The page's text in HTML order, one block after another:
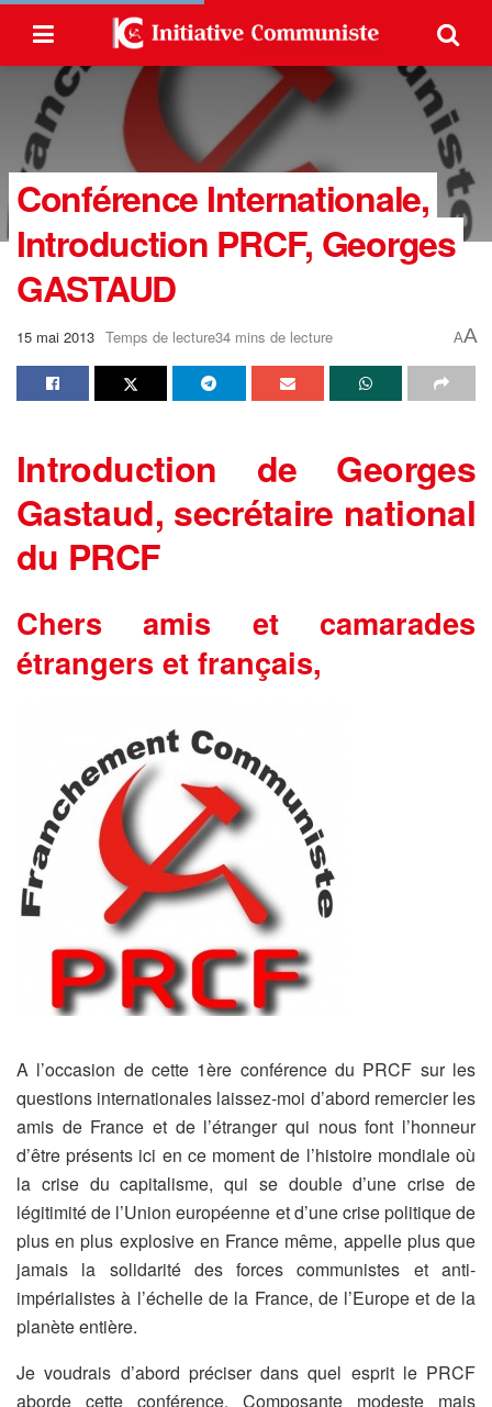
Conférence Internationale,
Introduction PRCF, Georges
GASTAUD
15 mai 2013 Temps de lecture34 mins de lecture AA
Introduction de Georges
Gastaud, secrétaire national
du PRCF
Chers amis et camarades
étrangers et français,
A l’occasion de cette 1ère conférence du PRCF sur les
questions internationales laissez-moi d’abord remercier les
amis de France et de l’étranger qui nous font l’honneur
d’être présents ici en ce moment de l’histoire mondiale où
la crise du capitalisme, qui se double d’une crise de
légitimité de l’Union européenne et d’une crise politique de
plus en plus explosive en France même, appelle plus que
jamais la solidarité des forces communistes et anti-
impérialistes à l’échelle de la France, de l’Europe et de la
planète entière.
Je voudrais d’abord préciser dans quel esprit le PRCF
aborde cette conférence. Composante modeste mais